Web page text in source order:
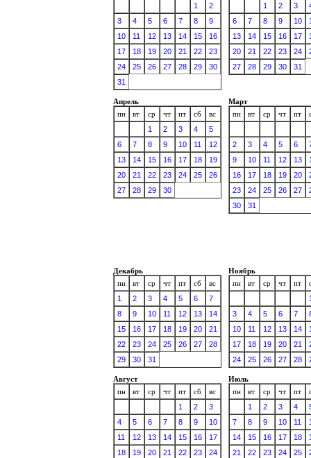
1
2
3
4 5 6 7 8
9
10
11 12 13 14 15
16
17
18 19 20 21 22
23
24
25 26 27 28 29
30
31
1
2 3
6
7 8 9 10
13
14 15 16 17
20
21 22 23 24
27
28 29 30 31
Апрель
пн
вт ср чт пт сб
вс
1
2 3 4
5
6
7 8 9 10 11
12
13
14 15 16 17 18
19
20
21 22 23 24 25
26
27
28 29 30
Март
пн
вт ср чт пт
2 3 4 5 6
9
10 11 12 13
16
17 18 19 20
23
24 25 26 27
30
31
Декабрь
пн
вт ср чт пт сб
вс
1
2 3 4 5 6
7
8
9 10 11 12 13
14
15
16 17 18 19 20
21
22
23 24 25 26 27
28
29
30 31
Ноябрь
пн
вт ср чт пт
3
4 5 6 7
10
11 12 13 14
17
18 19 20 21
24
25 26 27 28
Август
пн
вт ср чт пт сб
вс
1
2
3
4
5 6 7 8 9
10
11
12 13 14 15 16
17
18
19 20 21 22 23
24
Июль
пн
вт ср чт пт
1
2 3 4
7
8 9 10 11
14
15 16 17 18
21
22 23 24 25